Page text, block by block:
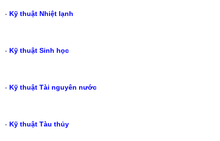
- Kỹ thuật Nhiệt lạnh
- Kỹ thuật Sinh học
- Kỹ thuật Tài nguyên nước
- Kỹ thuật Tàu thủy